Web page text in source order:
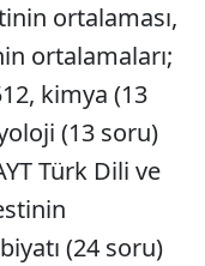
ortalaması,
ortalamaları;
kimya (13
(13 soru)
Türk Dili ve
(24 soru)